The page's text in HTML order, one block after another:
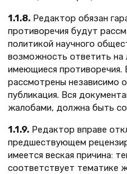
1.1.8. Редактор обязан
противоречия будут
политикой научного
возможность ответить
имеющиеся
рассмотрены независимо
публикация. Вся
жалобами, должна быть
1.1.9. Редактор вправе
предшествующем
имеется веская причина:
соответствует тематике